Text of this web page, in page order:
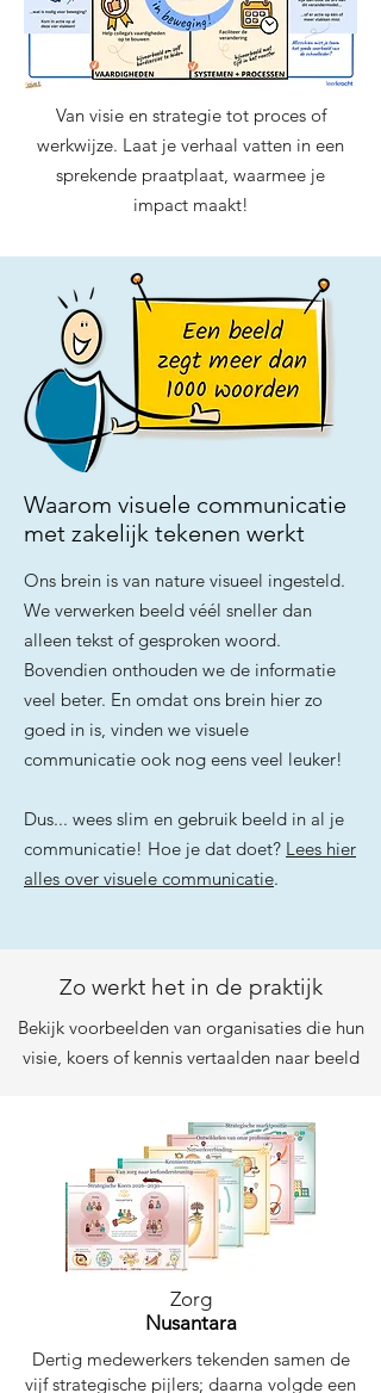
Van visie en strategie tot proces of
werkwijze. Laat je verhaal vatten in een
sprekende praatplaat, waarmee je
impact maakt!
Waarom visuele communicatie
met zakelijk tekenen werkt
Ons brein is van nature visueel ingesteld.
We verwerken beeld véél sneller dan
alleen tekst of gesproken woord.
Bovendien onthouden we de informatie
veel beter. En omdat ons brein hier zo
goed in is, vinden we visuele
communicatie ook nog eens veel leuker!
Dus... wees slim en gebruik beeld in al je
communicatie! Hoe je dat doet? Lees hier
alles over visuele communicatie.
Zo werkt het in de praktijk
Bekijk voorbeelden van organisaties die hun
visie, koers of kennis vertaalden naar beeld
Zorg
Nusantara
Dertig medewerkers tekenden samen de
vijf strategische pijlers; daarna volgde een